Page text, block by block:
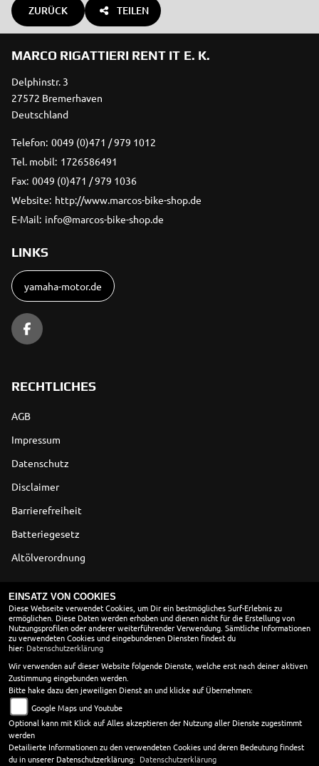
ZURÜCK TEILEN
MARCO RIGATTIERI RENT IT E. K.
Delphinstr. 3
27572 Bremerhaven
Deutschland
Telefon: 0049 (0)471 / 979 1012
Tel. mobil: 1726586491
Fax: 0049 (0)471 / 979 1036
Website: http://www.marcos-bike-shop.de
E-Mail: info@marcos-bike-shop.de
LINKS
yamaha-motor.de
RECHTLICHES
AGB
Impressum
Datenschutz
Disclaimer
Barrierefreiheit
Batteriegesetz
Altölverordnung
ÖFFNUNGSZEITEN
Montag:
10:00 - 18:00
Dienstag:
10:00 - 18:00
Mittwoch:
10:00 - 18:00
Donnerstag:
10:00 - 18:00
Freitag:
10:00 - 18:00
Samstag:
10:00 - 13:00
Sonntag:
geschlossen
in den Wintermonaten vom 01. 11 - 28.02. öffnen wir erst
um 10 Uhr.
EINSATZ VON COOKIES
Diese Webseite verwendet Cookies, um Dir ein bestmögliches Surf-Erlebnis zu
ermöglichen. Diese Daten werden erhoben und dienen nicht für die Erstellung von
Nutzungsprofilen oder anderer weiterführender Verwendung. Sämtliche Informationen
zu verwendeten Cookies und eingebundenen Diensten findest du
hier: Datenschutzerklärung
Wir verwenden auf dieser Website folgende Dienste, welche erst nach deiner aktiven
Zustimmung eingebunden werden.
Bitte hake dazu den jeweiligen Dienst an und klicke auf Übernehmen:
Google Maps und Youtube
Optional kann mit Klick auf Alles akzeptieren der Nutzung aller Dienste zugestimmt
werden
Detailierte Informationen zu den verwendeten Cookies und deren Bedeutung findest
du in unserer Datenschutzerklärung: Datenschutzerklärung